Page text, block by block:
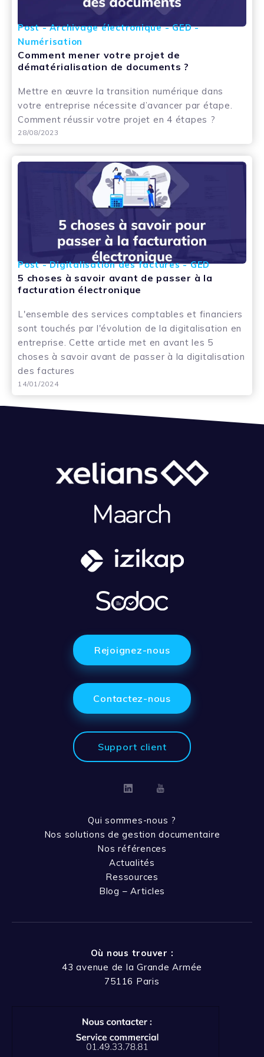
Post - Archivage électronique - GED -
Numérisation
Comment mener votre projet de
dématérialisation de documents ?
Mettre en œuvre la transition numérique dans
votre entreprise nécessite d’avancer par étape.
Comment réussir votre projet en 4 étapes ?
28/08/2023
Post - Digitalisation des factures - GED
5 choses à savoir avant de passer à la
facturation électronique
L'ensemble des services comptables et financiers
sont touchés par l'évolution de la digitalisation en
entreprise. Cette article met en avant les 5
choses à savoir avant de passer à la digitalisation
des factures
14/01/2024
Rejoignez-nous
Contactez-nous
Support client
LinkedinYoutube
Qui sommes-nous ?
Nos solutions de gestion documentaire
Nos références
Actualités
Ressources
Blog – Articles
Où nous trouver :
43 avenue de la Grande Armée
75116 Paris